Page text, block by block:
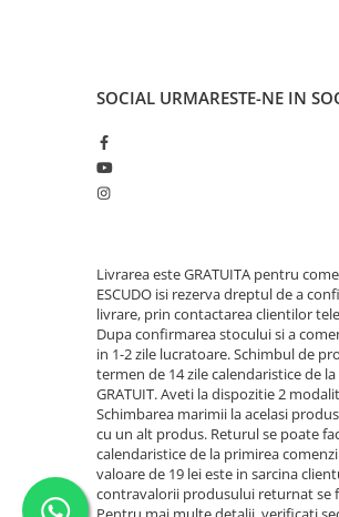
SOCIAL URMARESTE-NE IN
Livrarea este GRATUITA pentru
ESCUDO isi rezerva dreptul de a
livrare, prin contactarea clientilor
Dupa confirmarea stocului si a
in 1-2 zile lucratoare. Schimbul de
termen de 14 zile calendaristice de
GRATUIT. Aveti la dispozitie 2
Schimbarea marimii la acelasi
cu un alt produs. Returul se poate
calendaristice de la primirea
valoare de 19 lei este in sarcina
contravalorii produsului returnat se